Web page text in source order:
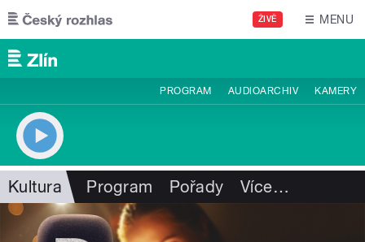
Přejít k hlavnímu obsahu
ŽIVĚ MENU
PROGRAM AUDIOARCHIV KAMERY
Kultura Program Pořady Více…